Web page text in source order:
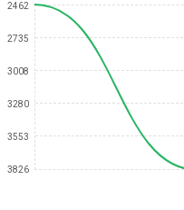
2462
2735
3008
3280
3553
3826